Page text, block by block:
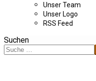
Unser Team
Unser Logo
RSS Feed
Suchen